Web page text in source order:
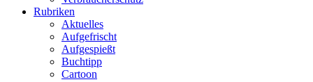
Rubriken
Aktuelles
Aufgefrischt
Aufgespießt
Buchtipp
Cartoon